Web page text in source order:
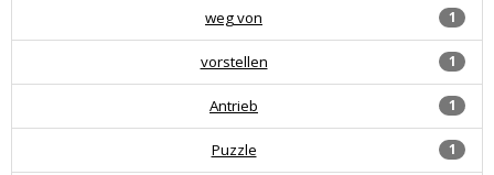
1
weg von
1
vorstellen
1
Antrieb
1
Puzzle